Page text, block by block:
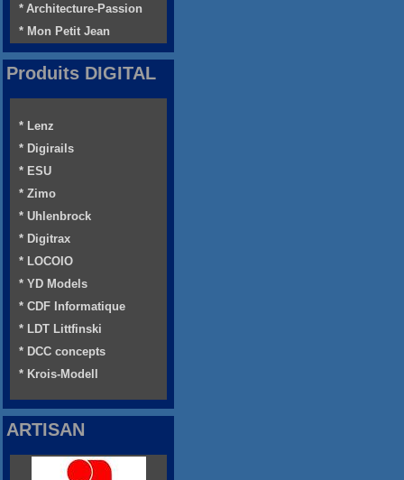
* Architecture-Passion
* Mon Petit Jean
Produits DIGITAL
* Lenz
* Digirails
* ESU
* Zimo
* Uhlenbrock
* Digitrax
* LOCOIO
* YD Models
* CDF Informatique
* LDT Littfinski
* DCC concepts
* Krois-Modell
ARTISAN